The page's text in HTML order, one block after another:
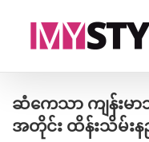
ဆံကေသာ ကျန်းမာ
အတိုင်း ထိန်းသိမ်း